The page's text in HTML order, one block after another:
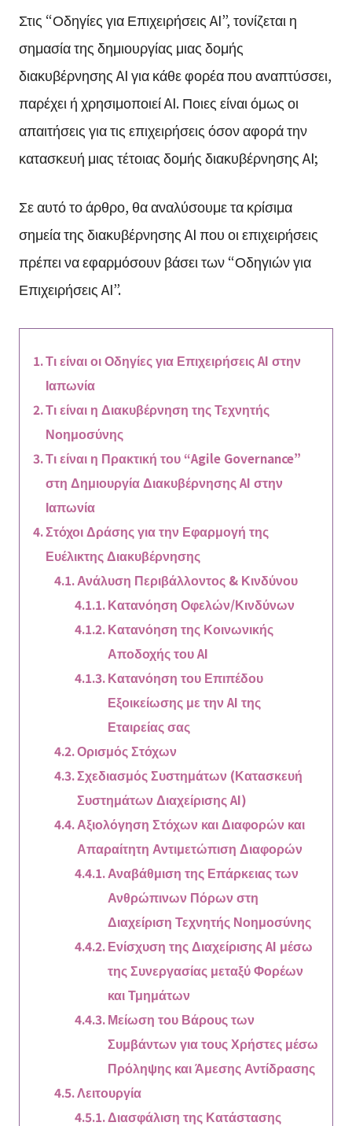
Στις “Οδηγίες για Επιχειρήσεις AI”, τονίζεται η
σημασία της δημιουργίας μιας δομής
διακυβέρνησης AI για κάθε φορέα που αναπτύσσει,
παρέχει ή χρησιμοποιεί AI. Ποιες είναι όμως οι
απαιτήσεις για τις επιχειρήσεις όσον αφορά την
κατασκευή μιας τέτοιας δομής διακυβέρνησης AI;
Σε αυτό το άρθρο, θα αναλύσουμε τα κρίσιμα
σημεία της διακυβέρνησης AI που οι επιχειρήσεις
πρέπει να εφαρμόσουν βάσει των “Οδηγιών για
Επιχειρήσεις AI”.
Τι είναι οι Οδηγίες για Επιχειρήσεις AI στην
Ιαπωνία
Τι είναι η Διακυβέρνηση της Τεχνητής
Νοημοσύνης
Τι είναι η Πρακτική του “Agile Governance”
στη Δημιουργία Διακυβέρνησης AI στην
Ιαπωνία
Στόχοι Δράσης για την Εφαρμογή της
Ευέλικτης Διακυβέρνησης
Ανάλυση Περιβάλλοντος & Κινδύνου
Κατανόηση Οφελών/Κινδύνων
Κατανόηση της Κοινωνικής
Αποδοχής του AI
Κατανόηση του Επιπέδου
Εξοικείωσης με την AI της
Εταιρείας σας
Ορισμός Στόχων
Σχεδιασμός Συστημάτων (Κατασκευή
Συστημάτων Διαχείρισης AI)
Αξιολόγηση Στόχων και Διαφορών και
Απαραίτητη Αντιμετώπιση Διαφορών
Αναβάθμιση της Επάρκειας των
Ανθρώπινων Πόρων στη
Διαχείριση Τεχνητής Νοημοσύνης
Ενίσχυση της Διαχείρισης AI μέσω
της Συνεργασίας μεταξύ Φορέων
και Τμημάτων
Μείωση του Βάρους των
Συμβάντων για τους Χρήστες μέσω
Πρόληψης και Άμεσης Αντίδρασης
Λειτουργία
Διασφάλιση της Κατάστασης